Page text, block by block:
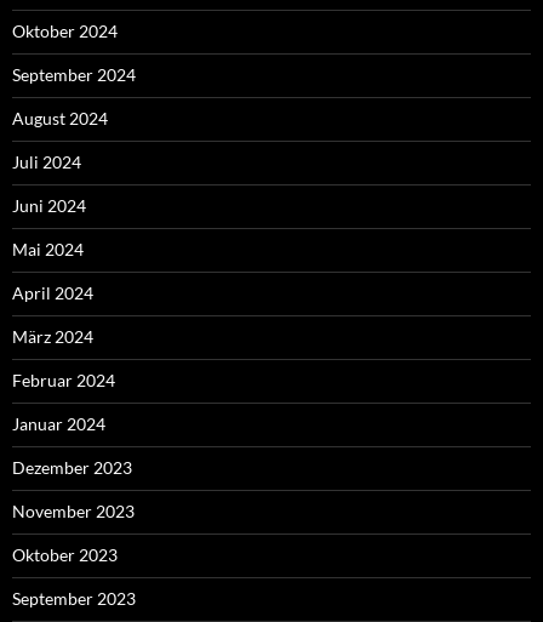
Oktober 2024
September 2024
August 2024
Juli 2024
Juni 2024
Mai 2024
April 2024
März 2024
Februar 2024
Januar 2024
Dezember 2023
November 2023
Oktober 2023
September 2023